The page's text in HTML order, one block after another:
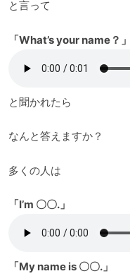
と言って
「What’s your name？」
と聞かれたら
なんと答えますか？
多くの人は
「I’m 〇〇.」
「My name is 〇〇.」